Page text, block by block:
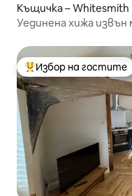
Къщичка – Whitesmith
Уединена хижа
Най-популярен избор
Избор на гостите